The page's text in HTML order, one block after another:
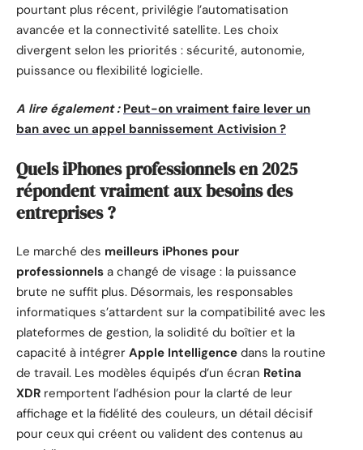
pourtant plus récent, privilégie l’automatisation
avancée et la connectivité satellite. Les choix
divergent selon les priorités : sécurité, autonomie,
puissance ou flexibilité logicielle.
A lire également : Peut-on vraiment faire lever un
ban avec un appel bannissement Activision ?
Quels iPhones professionnels en 2025
répondent vraiment aux besoins des
entreprises ?
Le marché des meilleurs iPhones pour
professionnels a changé de visage : la puissance
brute ne suffit plus. Désormais, les responsables
informatiques s’attardent sur la compatibilité avec les
plateformes de gestion, la solidité du boîtier et la
capacité à intégrer Apple Intelligence dans la routine
de travail. Les modèles équipés d’un écran Retina
XDR remportent l’adhésion pour la clarté de leur
affichage et la fidélité des couleurs, un détail décisif
pour ceux qui créent ou valident des contenus au